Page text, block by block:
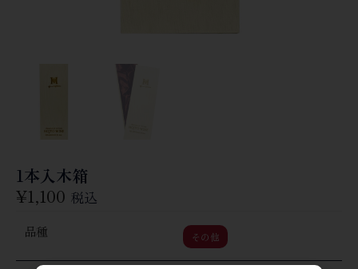
1本入木箱
¥1,100 税込
品種 その他